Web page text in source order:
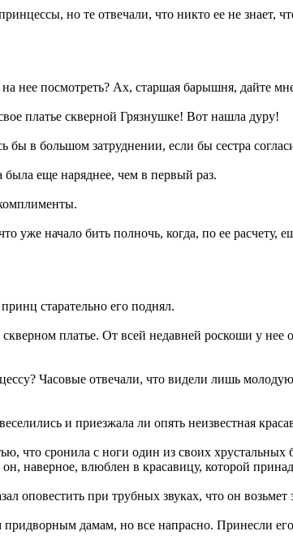
но те отвечали, что никто ее не
нее посмотреть? Ах, старшая барышня, дайте
платье скверной Грязнушке! Вот нашла дуру!
в большом затруднении, если бы сестра
была еще наряднее, чем в первый раз.
уже начало бить полночь, когда, по ее
старательно его поднял.
платье. От всей недавней роскоши у нее
Часовые отвечали, что видели лишь
и приезжала ли опять неизвестная
что сронила с ноги один из своих хрустальных
наверное, влюблен в красавицу, которой
оповестить при трубных звуках, что он
дамам, но все напрасно. Принесли его